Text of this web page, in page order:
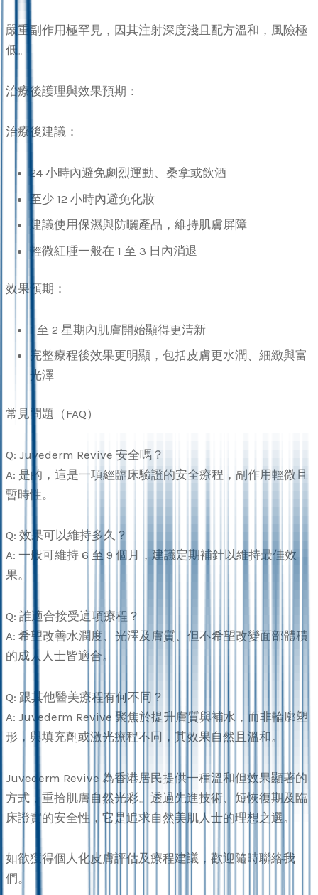
嚴重副作用極罕見，因其注射深度淺且配方溫和，風險極
低。
治療後護理與效果預期：
治療後建議：
24 小時內避免劇烈運動、桑拿或飲酒
至少 12 小時內避免化妝
建議使用保濕與防曬產品，維持肌膚屏障
輕微紅腫一般在 1 至 3 日內消退
效果預期：
1 至 2 星期內肌膚開始顯得更清新
完整療程後效果更明顯，包括皮膚更水潤、細緻與富
光澤
常見問題（FAQ）
Q: Juvederm Revive 安全嗎？
A: 是的，這是一項經臨床驗證的安全療程，副作用輕微且
暫時性。
Q: 效果可以維持多久？
A: 一般可維持 6 至 9 個月，建議定期補針以維持最佳效
果。
Q: 誰適合接受這項療程？
A: 希望改善水潤度、光澤及膚質、但不希望改變面部體積
的成人人士皆適合。
Q: 跟其他醫美療程有何不同？
A: Juvederm Revive 聚焦於提升膚質與補水，而非輪廓塑
形，與填充劑或激光療程不同，其效果自然且溫和。
Juvederm Revive 為香港居民提供一種溫和但效果顯著的
方式，重拾肌膚自然光彩。透過先進技術、短恢復期及臨
床證實的安全性，它是追求自然美肌人士的理想之選。
如欲獲得個人化皮膚評估及療程建議，歡迎隨時聯絡我
們。